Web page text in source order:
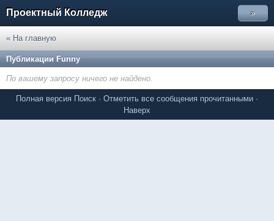
Проектный Колледж »
« На главную
Публикации Funny
По вашему запросу ничего не найдено.
Полная версия Поиск · Отметить все сообщения прочитанными ·
Наверх